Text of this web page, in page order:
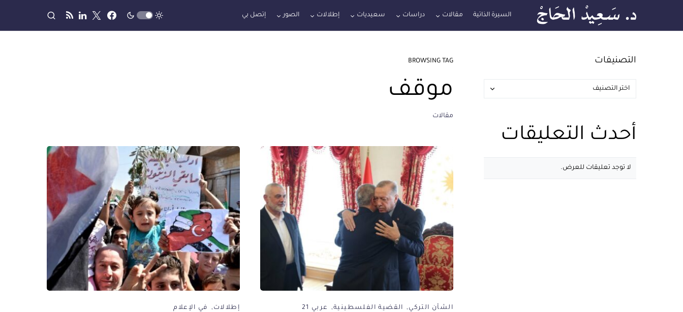
السيرة الذاتية مقالات دراسات سعيديات إطلالات الصور إتصل بي
BROWSING TAG
موقف
مقالات
الشأن التركي القضية الفلسطينية عربي 21 إطلالات في الإعلام
التصنيفات
أحدث التعليقات
لا توجد تعليقات للعرض.